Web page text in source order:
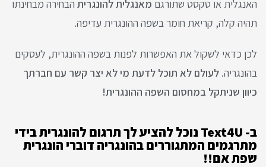
האנגלית או טקסט שתורגם מאנגלית להונגרית הבחירה מבחינתו
תהיה קלה, קריאת חומר בשפה ההונגרית עדיפה.
לכן כדאי לשקול את האפשרות לפנות בשפה ההונגרית, לעסקים
בהונגריה. לעולם לא תוכל לדעת מי לא יצר קשר עם חברתך
כיוון שניתקל במחסום השפה ההונגרית!
ב- Text4U נוכל להציע לך תרגום להונגרית בידי
מתרגמים המתגוררים בהונגריה דוברי הונגרית
שפת אם!!